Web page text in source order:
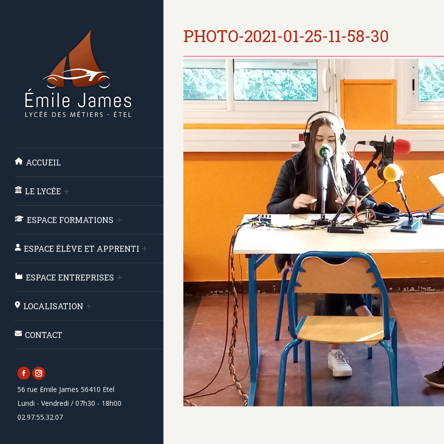
ACCUEIL
LE LYCÉE
ESPACE FORMATIONS
ESPACE ÉLÈVE ET APPRENTI
ESPACE ENTREPRISES
LOCALISATION
CONTACT
Facebook
page
opens
in
Instagram
page
opens
in
56 rue Emile James 56410 Etel
Lundi - Vendredi / 07h30 - 18h00
02.97.55.32.07
PHOTO-2021-01-25-11-58-30